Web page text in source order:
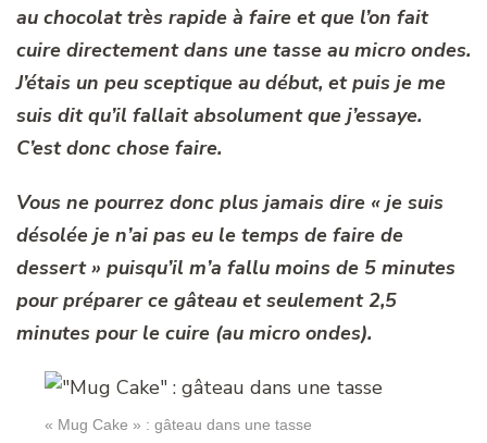
au chocolat très rapide à faire et que l’on fait
cuire directement dans une tasse au micro ondes.
J’étais un peu sceptique au début, et puis je me
suis dit qu’il fallait absolument que j’essaye.
C’est donc chose faire.
Vous ne pourrez donc plus jamais dire « je suis
désolée je n’ai pas eu le temps de faire de
dessert » puisqu’il m’a fallu moins de 5 minutes
pour préparer ce gâteau et seulement 2,5
minutes pour le cuire (au micro ondes).
« Mug Cake » : gâteau dans une tasse